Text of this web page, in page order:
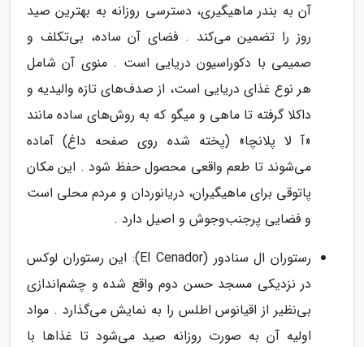
آن به بندر ماهیگیری، دسترسی روزانه به بهترین صید
روز را تضمین می‌کند . فضای آن ساده، بی‌تکلف و
صمیمی با دکوراسیون دریایی است . منوی آن شامل
هر نوع غذای دریایی است، از صدف‌های تازه والیدیه و
داکلا گرفته تا ماهی و میگو که به روش‌های ساده مانند
«آ لا پلانچا» (پخته شده روی صفحه داغ) آماده
می‌شوند تا طعم واقعی محصول حفظ شود . این مکان
پاتوقی برای ماهیگیران، دریانوردان و مردم محلی است
و فضایی پرجنب‌وجوش و اصیل دارد .
رستوران ال سنادور (El Cenador): این رستوران لوکس
در نزدیکی مسجد حسن دوم واقع شده و چشم‌اندازی
بی‌نظیر از اقیانوس اطلس را به نمایش می‌گذارد . مواد
اولیه آن به صورت روزانه صید می‌شود تا غذاها با